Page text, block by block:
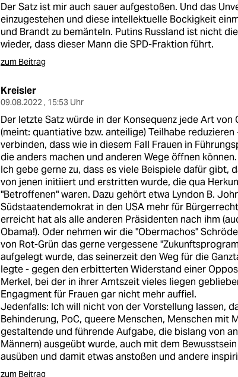
Der Satz ist mir auch sauer aufgestoßen. Und das
einzugestehen und diese intellektuelle Bockigkeit
und Brandt zu bemänteln. Putins Russland ist nicht
wieder, dass dieser Mann die SPD-Fraktion führt.
zum Beitrag
Kreisler
09.08.2022 , 15:53 Uhr
Der letzte Satz würde in der Konsequenz jede Art
(meint: quantiative bzw. anteilige) Teilhabe
verbinden, dass wie in diesem Fall Frauen in
die anders machen und anderen Wege öffnen können.
Ich gebe gerne zu, dass es viele Beispiele dafür
von jenen initiiert und erstritten wurde, die qua
"Betroffenen" waren. Dazu gehört etwa Lyndon B.
Südstaatendemokrat in den USA mehr für
erreicht hat als alle anderen Präsidenten nach ihm
Obama!). Oder nehmen wir die "Obermachos"
von Rot-Grün das gerne vergessene
aufgelegt wurde, das seinerzeit den Weg für die
legte - gegen den erbitterten Widerstand einer
Merkel, bei der in ihrer Amtszeit vieles liegen
Engagment für Frauen gar nicht mehr auffiel.
Jedenfalls: Ich will nicht von der Vorstellung lassen,
Behinderung, PoC, queere Menschen, Menschen mit
gestaltende und führende Aufgabe, die bislang von
Männern) ausgeübt wurde, auch mit dem
ausüben und damit etwas anstoßen und andere
zum Beitrag